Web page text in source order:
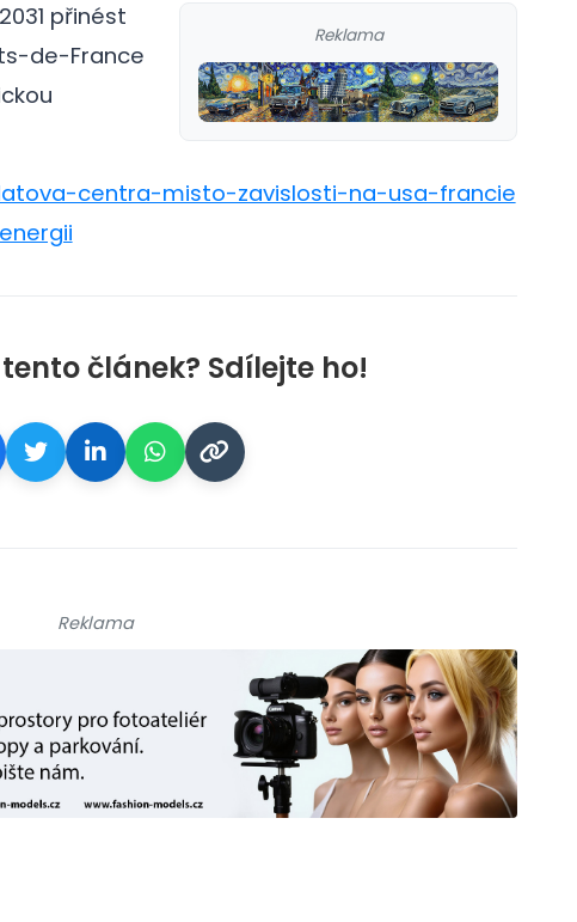
Reklama
přinést
de-France
centra-misto-zavislosti-na-usa-francie
článek? Sdílejte ho!
Reklama